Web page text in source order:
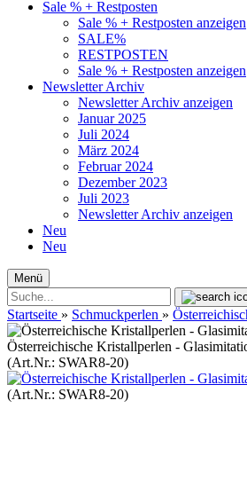
Sale % + Restposten
Sale % + Restposten anzeigen
SALE%
RESTPOSTEN
Sale % + Restposten anzeigen
Newsletter Archiv
Newsletter Archiv anzeigen
Januar 2025
Juli 2024
März 2024
Februar 2024
Dezember 2023
Juli 2023
Newsletter Archiv anzeigen
Neu
Neu
Menü
Startseite » Schmuckperlen »
Österreichische Kristallperlen -
(Art.Nr.: SWAR8-20)
(Art.Nr.: SWAR8-20)